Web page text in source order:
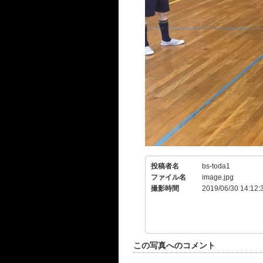
投稿者名
bs-toda1
ファイル名
image.jpg
撮影時間
2019/06/30
この写真へのコメント